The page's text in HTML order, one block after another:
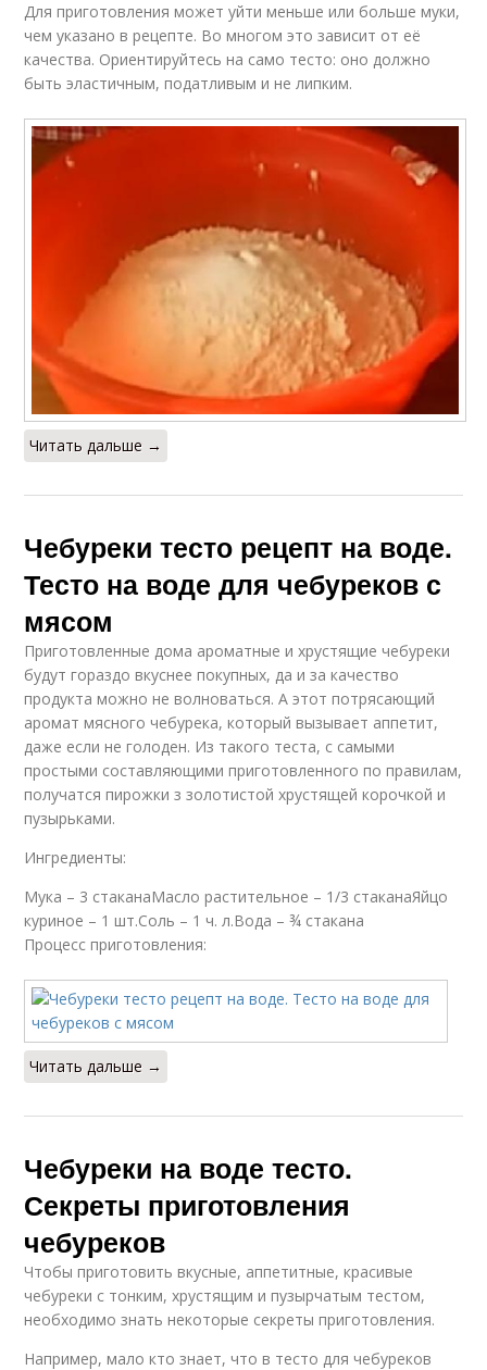
Для приготовления может уйти меньше или больше муки,
чем указано в рецепте. Во многом это зависит от её
качества. Ориентируйтесь на само тесто: оно должно
быть эластичным, податливым и не липким.
Читать дальше →
Чебуреки тесто рецепт на воде.
Тесто на воде для чебуреков с
мясом
Приготовленные дома ароматные и хрустящие чебуреки
будут гораздо вкуснее покупных, да и за качество
продукта можно не волноваться. А этот потрясающий
аромат мясного чебурека, который вызывает аппетит,
даже если не голоден. Из такого теста, с самыми
простыми составляющими приготовленного по правилам,
получатся пирожки з золотистой хрустящей корочкой и
пузырьками.
Ингредиенты:
Мука – 3 стаканаМасло растительное – 1/3 стаканаЯйцо
куриное – 1 шт.Соль – 1 ч. л.Вода – ¾ стакана
Процесс приготовления:
Читать дальше →
Чебуреки на воде тесто.
Секреты приготовления
чебуреков
Чтобы приготовить вкусные, аппетитные, красивые
чебуреки с тонким, хрустящим и пузырчатым тестом,
необходимо знать некоторые секреты приготовления.
Например, мало кто знает, что в тесто для чебуреков